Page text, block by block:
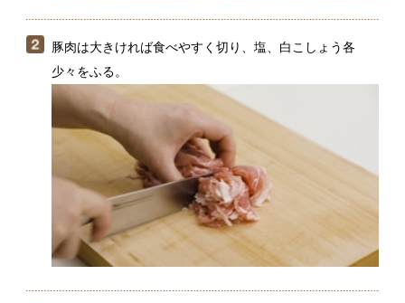
鍋にサラダ油をひいて中火にかけ、（１）のたまねぎ、
人参を入れてサッと炒める。油がまわったら、（２）の
豚肉を入れてさらに炒める。